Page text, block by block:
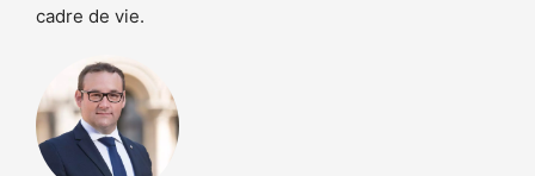
cadre de vie.